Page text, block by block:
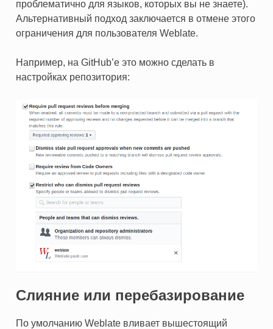
проблематично для языков, которых вы не знаете).
Альтернативный подход заключается в отмене этого
ограничения для пользователя Weblate.
Например, на GitHub’е это можно сделать в
настройках репозитория:
Слияние или перебазирование
По умолчанию Weblate вливает вышестоящий